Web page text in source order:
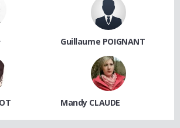
Guillaume POIGNANT
Mandy CLAUDE